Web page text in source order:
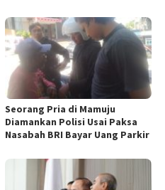
Seorang Pria di Mamuju
Diamankan Polisi Usai Paksa
Nasabah BRI Bayar Uang Parkir